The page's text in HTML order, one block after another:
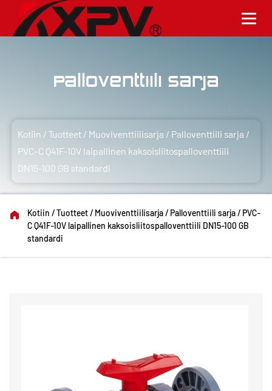
Palloventtiili sarja
Kotiin /Tuotteet / Muoviventtiilisarja / Palloventtiili sarja /
PVC-C Q41F-10V laipallinen kaksoisliitospalloventtiili
DN15-100 GB standardi
Kotiin /Tuotteet/ Muoviventtiilisarja/ Palloventtiili sarja/ PVC-
C Q41F-10V laipallinen kaksoisliitospalloventtiili DN15-100 GB
standardi